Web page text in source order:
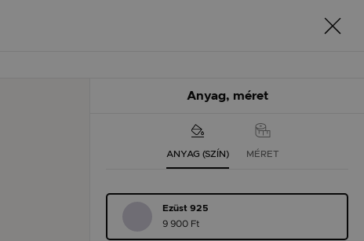
Anyag, méret
ANYAG (SZÍN) MÉRET
Ezüst 925
9 900 Ft